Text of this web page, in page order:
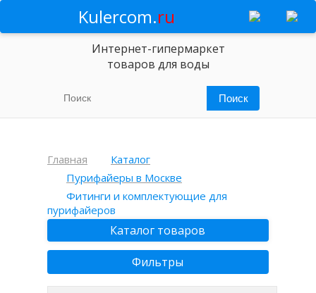
Kulercom.ru
Интернет-гипермаркет
товаров для воды
Главная
Каталог
Пурифайеры в Москве
Фитинги и комплектующие для
пурифайеров
Каталог товаров
Фильтры